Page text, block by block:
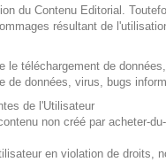
du Contenu Editorial.
résultant de
téléchargement de
données, virus, bugs
de l'Utilisateur
non créé par acheter-
en violation de droits,